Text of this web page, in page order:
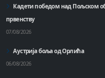
Кадети победом над Пољском
првенству
07/08/2026
Аустрија боља од Орлића
06/08/2026